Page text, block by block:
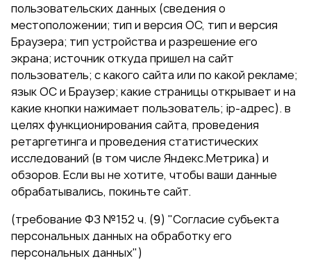
пользовательских данных (сведения о
местоположении; тип и версия ОС, тип и версия
Браузера; тип устройства и разрешение его
экрана; источник откуда пришел на сайт
пользователь; с какого сайта или по какой рекламе;
язык ОС и Браузер; какие страницы открывает и на
какие кнопки нажимает пользователь; ip-адрес). в
целях функционирования сайта, проведения
ретаргетинга и проведения статистических
исследований (в том числе Яндекс.Метрика) и
обзоров. Если вы не хотите, чтобы ваши данные
обрабатывались, покиньте сайт.
(требование ФЗ №152 ч. (9) "Согласие субъекта
персональных данных на обработку его
персональных данных")